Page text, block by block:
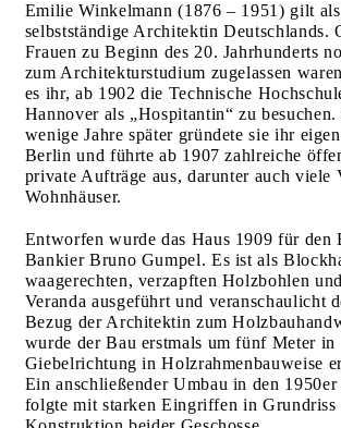
Emilie Winkelmann (1876 – 1951) gilt
selbstständige Architektin Deutschlands.
Frauen zu Beginn des 20. Jahrhunderts
zum Architekturstudium zugelassen
es ihr, ab 1902 die Technische
Hannover als „Hospitantin“ zu besuchen.
wenige Jahre später gründete sie ihr
Berlin und führte ab 1907 zahlreiche
private Aufträge aus, darunter auch viele
Wohnhäuser.
Entworfen wurde das Haus 1909 für den
Bankier Bruno Gumpel. Es ist als
waagerechten, verzapften Holzbohlen
Veranda ausgeführt und veranschaulicht
Bezug der Architektin zum
wurde der Bau erstmals um fünf Meter in
Giebelrichtung in Holzrahmenbauweise
Ein anschließender Umbau in den 1950er
folgte mit starken Eingriffen in Grundriss